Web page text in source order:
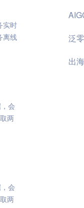
实时
离线
会
两
会
两
泛
出